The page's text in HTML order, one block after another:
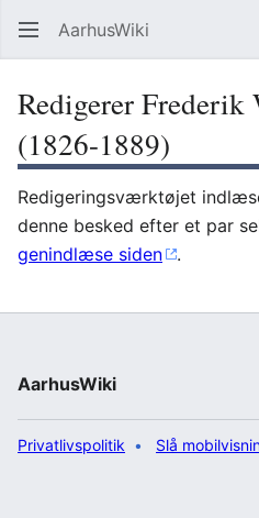
AarhusWiki
Redigerer
(1826-1889)
Redigeringsværktøjet
denne besked efter et par
genindlæse siden
.
AarhusWiki
Privatlivspolitik Slå